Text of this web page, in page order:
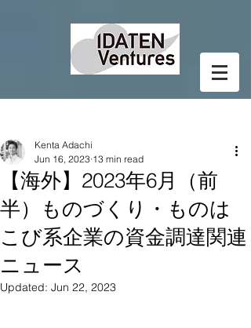
【海外】2023年6月（前
半）ものづくり・ものは
こび系企業の資金調達関連
ニュース
Kenta Adachi
Jun 16, 2023 13 min read
Updated: Jun 22, 2023